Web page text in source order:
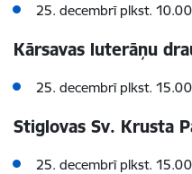
25. decembrī plkst. 10.00
Kārsavas luterāņu
25. decembrī plkst. 15.00
Stiglovas Sv. Krusta
25. decembrī plkst. 15.00